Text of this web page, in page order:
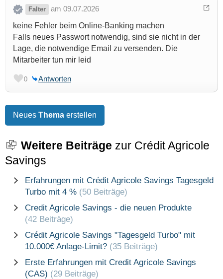
Falter
am 09.07.2026
keine Fehler beim Online-Banking machen
Falls neues Passwort notwendig, sind sie nicht in der
Lage, die notwendige Email zu versenden. Die
Mitarbeiter tun mir leid
0 Antworten
Neues Thema erstellen
Weitere Beiträge zur Crédit Agricole
Savings
Erfahrungen mit Crédit Agricole Savings Tagesgeld
Turbo mit 4 % (50 Beiträge)
Credit Agricole Savings - die neuen Produkte
(42 Beiträge)
Crédit Agricole Savings "Tagesgeld Turbo" mit
10.000€ Anlage-Limit? (35 Beiträge)
Erste Erfahrungen mit Credit Agricole Savings
(CAS) (29 Beiträge)